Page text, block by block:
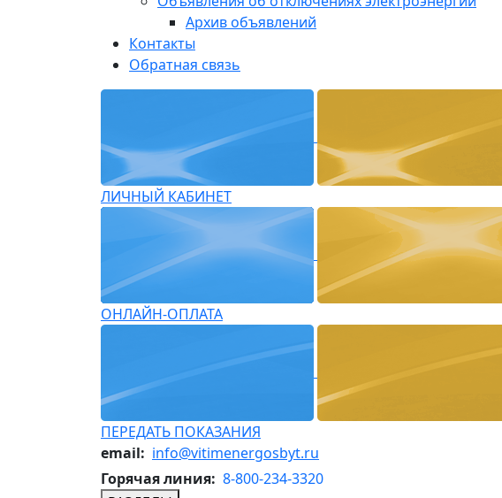
Архив объявлений
Контакты
Обратная связь
ЛИЧНЫЙ КАБИНЕТ
ОНЛАЙН-ОПЛАТА
ПЕРЕДАТЬ ПОКАЗАНИЯ
email: info@vitimenergosbyt.ru
Горячая линия: 8-800-234-3320